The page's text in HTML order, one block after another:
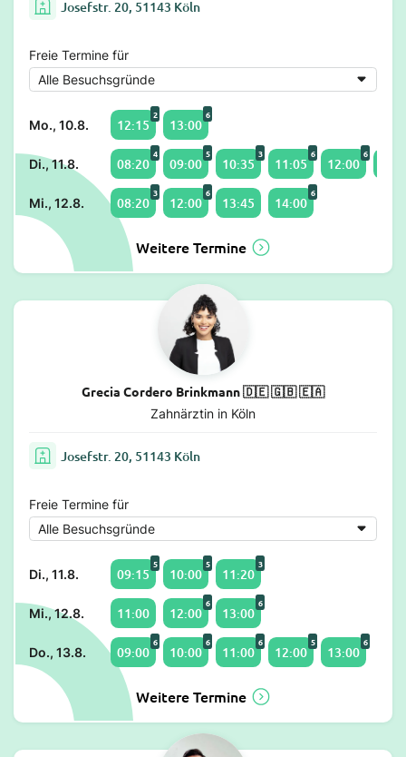
Josefstr. 20, 51143 Köln
Freie Termine für
Mo., 10.8. 12:15
2
13:00
6
Di., 11.8. 08:20
4
09:00
5
10:35
3
11:05
6
12:00
6
Mi., 12.8. 08:20
3
12:00
6
13:45 14:00
6
Weitere Termine
Grecia Cordero Brinkmann 🇩🇪 🇬🇧 🇪🇦
Zahnärztin in Köln
Josefstr. 20, 51143 Köln
Freie Termine für
Di., 11.8. 09:15
5
10:00
5
11:20
3
Mi., 12.8. 11:00 12:00
6
13:00
6
Do., 13.8. 09:00
6
10:00
6
11:00
6
12:00
5
13:00
6
Weitere Termine